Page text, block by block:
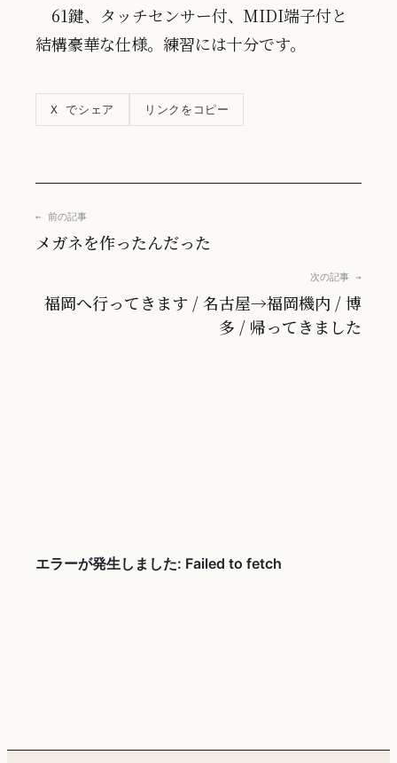
61鍵、タッチセンサー付、MIDI端子付と
結構豪華な仕様。練習には十分です。
X でシェア リンクをコピー
← 前の記事
メガネを作ったんだった
次の記事 →
福岡へ行ってきます / 名古屋→福岡機内 / 博
多 / 帰ってきました